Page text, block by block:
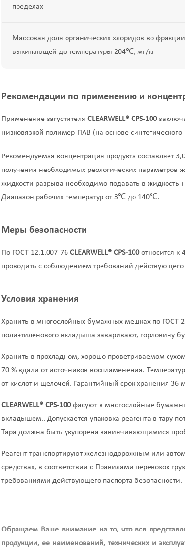
пределах
Массовая доля органических хлоридов во
выкипающей до температуры 204℃, мг/кг
Рекомендации по применению и
Применение загустителя CLEARWELL® CPS-100
низковязкой полимер-ПАВ (на основе
Рекомендуемая концентрация продукта составляет
получения необходимых реологических параметров
жидкости разрыва необходимо подавать в жидкость-
Диапазон рабочих температур от 3℃ до 140℃.
Меры безопасности
По ГОСТ 12.1.007-76 CLEARWELL® CPS-100относится к
проводить с соблюдением требований действующего
Условия хранения
Хранить в многослойных бумажных мешках по ГОСТ
полиэтиленового вкладыша заваривают, горловину
Хранить в прохладном, хорошо проветриваемом
70 % вдали от источников воспламенения.
от кислот и щелочей. Гарантийный срок хранения 36
CLEARWELL® CPS-100фасуют в многослойные
вкладышем.. Допускается упаковка реагента в тару
Тара должна быть укупорена завинчивающимися
Реагент транспортируют железнодорожным или
средствах, в соответствии с Правилами перевозок
требованиями действующего паспорта безопасности.
Обращаем Ваше внимание на то, что вся
продукции, ее наименований, технических и